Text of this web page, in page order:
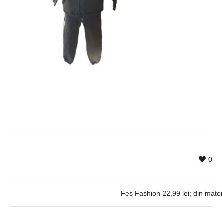
0
Fes Fashion-22,99 lei; din